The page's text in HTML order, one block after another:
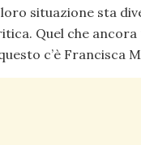
situazione sta
Quel che ancora
c’è Francisca